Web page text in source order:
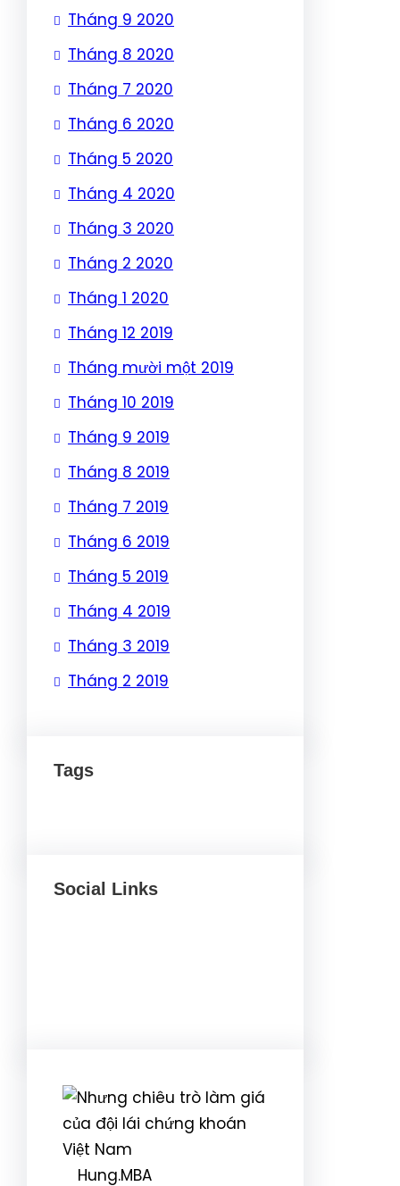
Tháng 9 2020
Tháng 8 2020
Tháng 7 2020
Tháng 6 2020
Tháng 5 2020
Tháng 4 2020
Tháng 3 2020
Tháng 2 2020
Tháng 1 2020
Tháng 12 2019
Tháng mười một 2019
Tháng 10 2019
Tháng 9 2019
Tháng 8 2019
Tháng 7 2019
Tháng 6 2019
Tháng 5 2019
Tháng 4 2019
Tháng 3 2019
Tháng 2 2019
Tags
Social Links
Hung.MBA